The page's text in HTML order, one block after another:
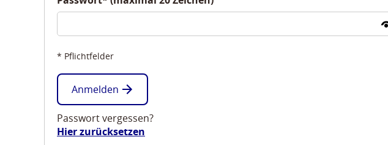
* Pflichtfelder
Anmelden
Passwort vergessen?
Hier zurücksetzen